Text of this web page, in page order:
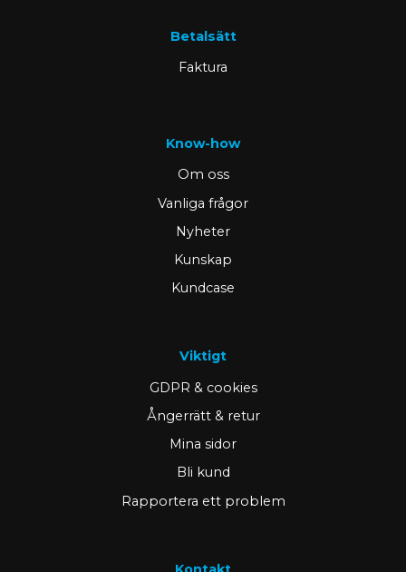
Betalsätt
Faktura
Know-how
Om oss
Vanliga frågor
Nyheter
Kunskap
Kundcase
Viktigt
GDPR & cookies
Ångerrätt & retur
Mina sidor
Bli kund
Rapportera ett problem